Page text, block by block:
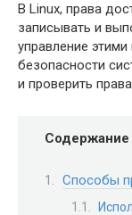
В Linux, права
записывать и
управление
безопасности
и проверить
Содержание
Способы